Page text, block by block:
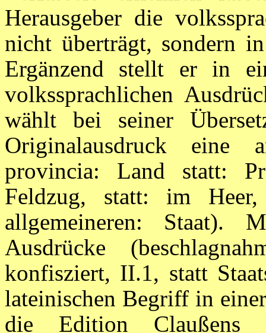
Herausgeber die
nicht überträgt, sondern
Ergänzend stellt er in
volkssprachlichen
wählt bei seiner
Originalausdruck eine
provincia: Land statt:
Feldzug, statt: im
allgemeineren: Staat).
Ausdrücke
konfisziert, II.1, statt
lateinischen Begriff in
die Edition Claußens